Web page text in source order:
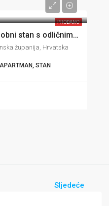
PRODANO
Trogir, impresivni dvosobni stan s odličnim pogledom, garažom i vrtom, 74 m2
županija, Hrvatska
APARTMAN, STAN
Sljedeće